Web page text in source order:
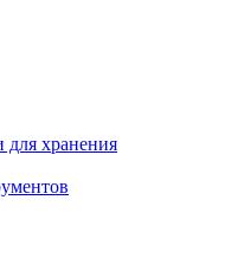
для хранения